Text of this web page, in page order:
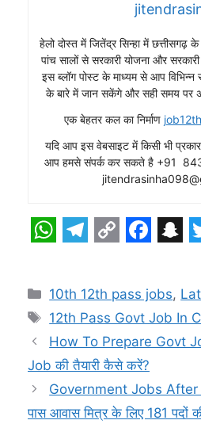
हेलो दोस्त में जितेंद्र सिन्हा में छत्तीसगढ़
पांच सालों से सरकारी योजना और
इस ब्लॉग पोस्ट के माध्यम से आप विभिन्न
के बारे में जान सकेंगे और सही समय पर
एक बेहतर कल का निर्माण
यदि आप इस वेबसाइट में किसी भी प्रकार
आप हमसे संपर्क कर सकते है +91
h
a
t
s
A
p
e
l
e
g
r
a
o
p
y
L
i
n
c
e
b
o
o
n
a
p
c
h
a
i
t
t
r
Categories
10th 12th pass jobs,
Tags
12th Pass Govt Job In
How To Prepare Govt
Job की तैयारी कैसे करें?
Government Jobs After
पास आवास मित्र के लिए 181 पदों